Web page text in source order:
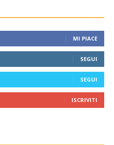
MI PIACE
SEGUI
SEGUI
ISCRIVITI